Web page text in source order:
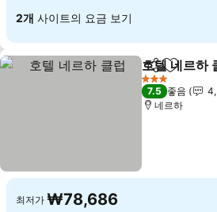
2개 사이트의 요금 보기
공유 즐겨찾
호텔 네르하
3 성급
7.5 좋음
네르하
최저가 ₩78,686